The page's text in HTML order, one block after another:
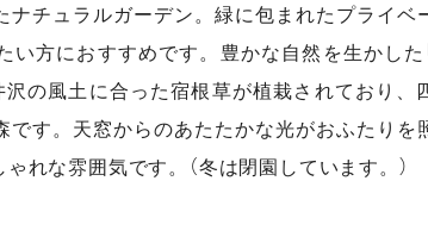
チュラルガーデン。緑に包まれたプライベ
方におすすめです。豊かな自然を生かした
沢の風土に合った宿根草が植栽されており、
す。天窓からのあたたかな光がおふたりを
れな雰囲気です。（冬は閉園しています。）